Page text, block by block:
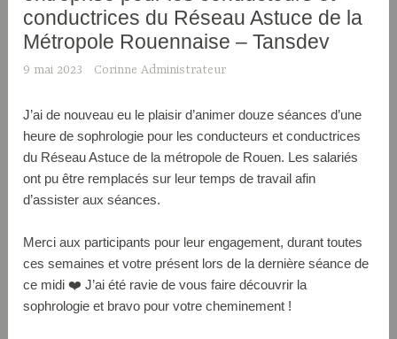
conductrices du Réseau Astuce de la
Métropole Rouennaise – Tansdev
9 mai 2023 Corinne Administrateur
J’ai de nouveau eu le plaisir d’animer douze séances d’une
heure de sophrologie pour les conducteurs et conductrices
du Réseau Astuce de la métropole de Rouen. Les salariés
ont pu être remplacés sur leur temps de travail afin
d’assister aux séances.
Merci aux participants pour leur engagement, durant toutes
ces semaines et votre présent lors de la dernière séance de
ce midi ❤️ J’ai été ravie de vous faire découvrir la
sophrologie et bravo pour votre cheminement !